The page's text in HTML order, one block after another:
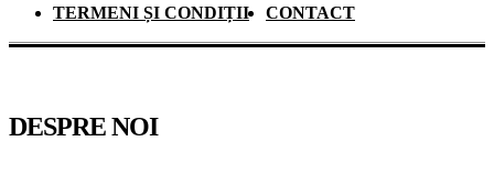
TERMENI ȘI CONDIȚII
CONTACT
DESPRE NOI